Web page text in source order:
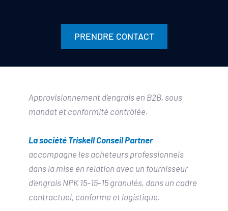
PRENDRE CONTACT
Approvisionnement d’engrais en B2B, sous
mandat et conformité contrôlée.
La société Triskell Conseil Partner
accompagne les acheteurs professionnels
dans la mise en relation avec un fournisseur
d’engrais NPK 15-15-15 granulés, dans un cadre
contractuel, conforme et logistique.